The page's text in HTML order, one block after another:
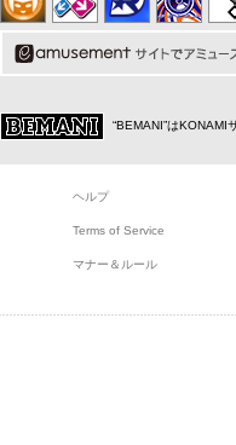
“BEMANI”はKONAMI
ヘルプ
Terms of Service
マナー＆ルール